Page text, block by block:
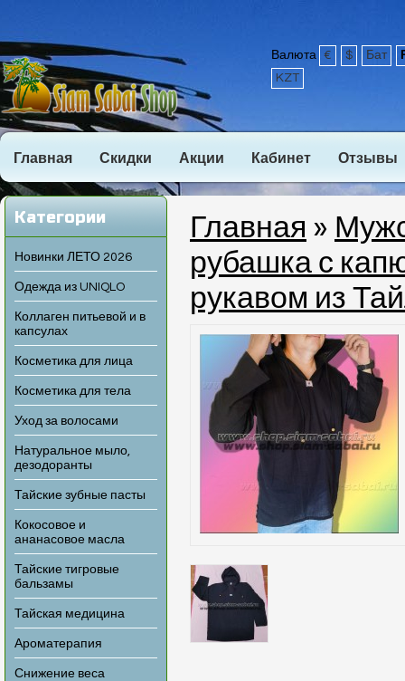
Валюта € $ Бат
KZT
Главная Скидки Акции Кабинет Отзывы
Категории
Новинки ЛЕТО 2026
Одежда из UNIQLO
Коллаген питьевой и в
капсулах
Косметика для лица
Косметика для тела
Уход за волосами
Натуральное мыло,
дезодоранты
Тайские зубные пасты
Кокосовое и
ананасовое масла
Тайские тигровые
бальзамы
Тайская медицина
Ароматерапия
Снижение веса
Главная »
рубашка с
рукавом из